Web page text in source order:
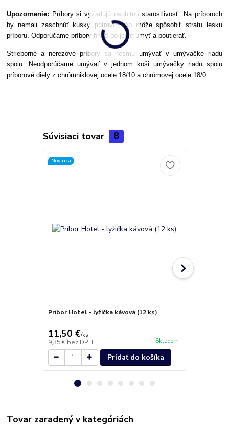
Upozornenie: Príbory si vyžadujú osobitnú starostlivosť. Na príboroch
by nemali zaschnúť kúsky potravín, čo môže spôsobiť stratu lesku
príboru. Odporúčame príbory hneď po jedle umyť a poutierať.
Strieborné a nerezové príbory sa nesmú umývať v umývačke riadu
spolu. Neodporúčame umývať v jednom koši umývačky riadu spolu
príborové diely z chrómniklovej ocele 18/10 a chrómovej ocele 18/0.
Súvisiaci tovar 8
Novinka
Príbor Hotel - lyžička kávová (12 ks)
11,50 €/ks
9,35 € bez DPH Skladom
Pridať do košíka
Tovar zaradený v kategóriách